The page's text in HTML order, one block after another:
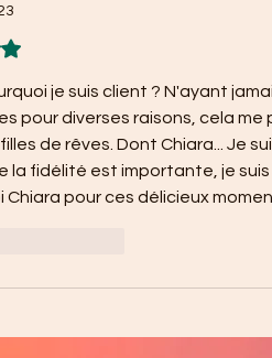
sur 5.
je suis client ? N'ayant
pour diverses raisons, cela
de rêves. Dont Chiara... Je
la fidélité est importante, je suis
Chiara pour ces délicieux